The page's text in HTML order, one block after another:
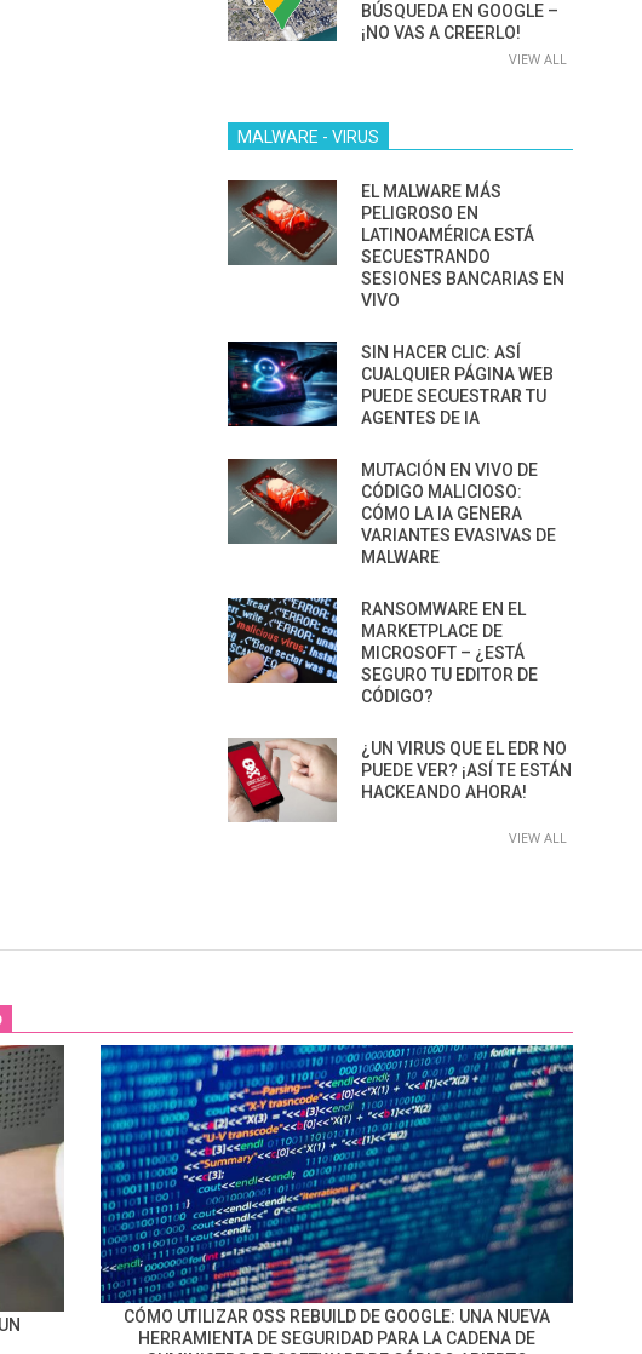
BÚSQUEDA EN GOOGLE –
¡NO VAS A CREERLO!
VIEW ALL
MALWARE - VIRUS
EL MALWARE MÁS
PELIGROSO EN
LATINOAMÉRICA ESTÁ
SECUESTRANDO
SESIONES BANCARIAS EN
VIVO
SIN HACER CLIC: ASÍ
CUALQUIER PÁGINA WEB
PUEDE SECUESTRAR TU
AGENTES DE IA
MUTACIÓN EN VIVO DE
CÓDIGO MALICIOSO:
CÓMO LA IA GENERA
VARIANTES EVASIVAS DE
MALWARE
RANSOMWARE EN EL
MARKETPLACE DE
MICROSOFT – ¿ESTÁ
SEGURO TU EDITOR DE
CÓDIGO?
¿UN VIRUS QUE EL EDR NO
PUEDE VER? ¡ASÍ TE ESTÁN
HACKEANDO AHORA!
VIEW ALL
CÓMO UTILIZAR OSS REBUILD DE GOOGLE: UNA NUEVA
HERRAMIENTA DE SEGURIDAD PARA LA CADENA DE